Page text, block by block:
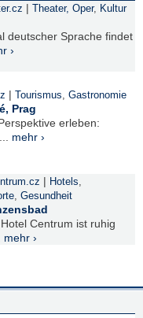
| Theater, Oper, Kultur
deutscher Sprache findet
›
| Tourismus Gastronomie
Prag
erleben:
mehr ›
| Hotels
Gesundheit
Centrum ist ruhig
mehr ›